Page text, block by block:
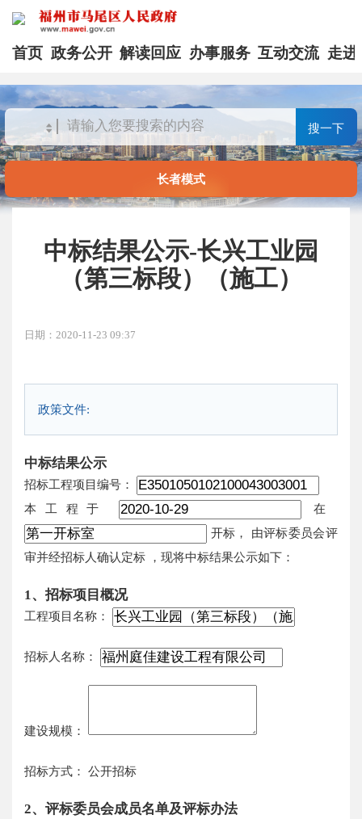
首页 政务公开 解读回应 办事服务 互动交流 走进
搜一下
长者模式
中标结果公示-长兴工业园
（第三标段）（施工）
日期：2020-11-23 09:37
政策文件:
中标结果公示
招标工程项目编号：
本工程于
在
开标，
由评标委员会评
审并经招标人确认定标 ，现将中标结果公示如下：
1、招标项目概况
工程项目名称：
招标人名称：
建设规模：
招标方式： 公开招标
2、评标委员会成员名单及评标办法